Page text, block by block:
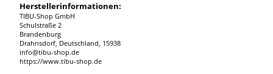
Herstellerinformationen:
TIBU-Shop GmbH
Schulstraße 2
Brandenburg
Drahnsdorf, Deutschland, 15938
info@tibu-shop.de
https://www.tibu-shop.de